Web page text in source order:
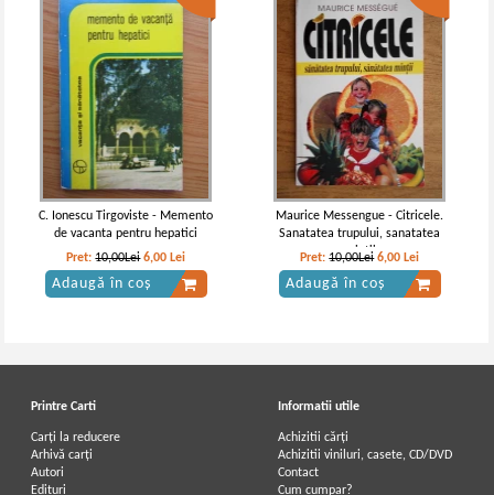
C. Ionescu Tirgoviste - Memento
de vacanta pentru hepatici
Pret:10,00Lei 6,00 Lei
Adaugă în coș
Maurice Messengue - Citricele.
Sanatatea trupului, sanatatea
mintii
Pret:10,00Lei 6,00 Lei
Adaugă în coș
Printre Carti
Carți la reducere
Arhivă carți
Autori
Edituri
Informatii utile
Achizitii cărți
Achizitii viniluri, casete, CD/DVD
Contact
Cum cumpar?